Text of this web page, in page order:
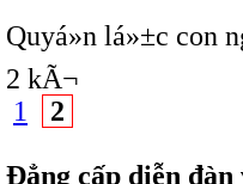
Quyá»n lá»±c con
2 kÃ¬
1
2
Ðẳng cấp diễn